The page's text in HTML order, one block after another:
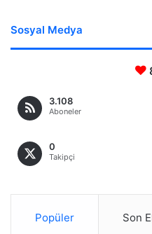
Sosyal Medya
3.108
Aboneler
0
Takipçi
Popüler Son